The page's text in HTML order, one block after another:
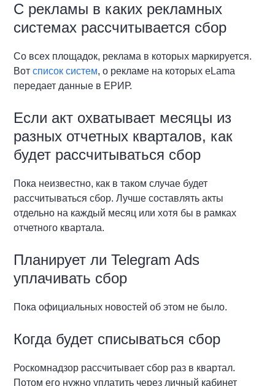
С рекламы в каких рекламных
системах рассчитывается сбор
Со всех площадок, реклама в которых маркируется.
Вотсписок систем, о рекламе на которых eLama
передает данные в ЕРИР.
Если акт охватывает месяцы из
разных отчетных кварталов, как
будет рассчитываться сбор
Пока неизвестно, как в таком случае будет
рассчитываться сбор. Лучше составлять акты
отдельно на каждый месяц или хотя бы в рамках
отчетного квартала.
Планирует ли Telegram Ads
уплачивать сбор
Пока официальных новостей об этом не было.
Когда будет списываться сбор
Роскомнадзор рассчитывает сбор раз в квартал.
Потом его нужно уплатить через личный кабинет